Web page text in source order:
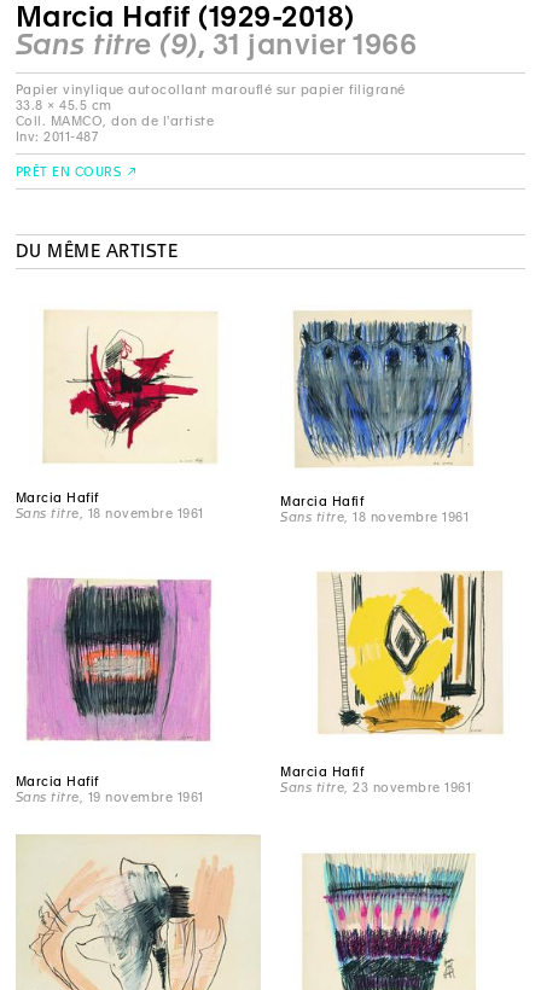
Marcia Hafif (1929-2018)
Sans titre (9), 31 janvier 1966
Papier vinylique autocollant marouflé sur papier filigrané
33.8 × 45.5 cm
Coll. MAMCO, don de l'artiste
Inv: 2011-487
PRÊT EN COURS
DU MÊME ARTISTE
Marcia Hafif
Sans titre , 18 novembre 1961
Marcia Hafif
Sans titre, 18 novembre 1961
Marcia Hafif
Sans titre , 19 novembre 1961
Marcia Hafif
Sans titre , 23 novembre 1961